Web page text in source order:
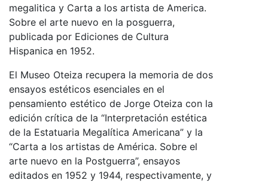
megalitica y Carta a los artista de America.
Sobre el arte nuevo en la posguerra,
publicada por Ediciones de Cultura
Hispanica en 1952.
El Museo Oteiza recupera la memoria de dos
ensayos estéticos esenciales en el
pensamiento estético de Jorge Oteiza con la
edición crítica de la “Interpretación estética
de la Estatuaria Megalítica Americana” y la
“Carta a los artistas de América. Sobre el
arte nuevo en la Postguerra”, ensayos
editados en 1952 y 1944, respectivamente, y